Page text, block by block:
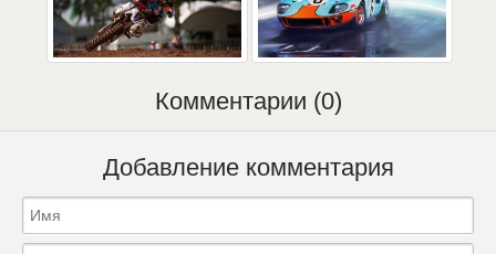
Комментарии (0)
Добавление комментария